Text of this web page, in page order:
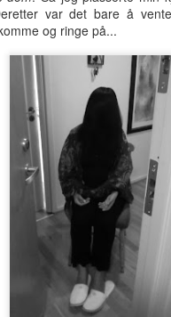
var det bare å
og ringe på...